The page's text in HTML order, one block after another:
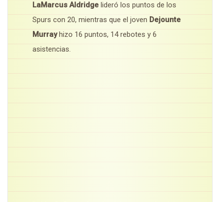
LaMarcus Aldridge lideró los puntos de los
Spurs con 20, mientras que el joven Dejounte
Murrayhizo 16 puntos, 14 rebotes y 6
asistencias.